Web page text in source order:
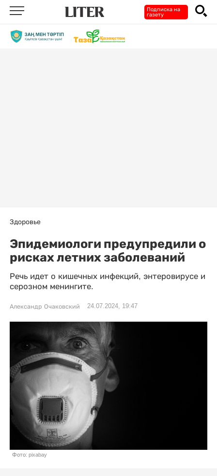
Подписка на
газету
Здоровье
Эпидемиологи предупредили о
рисках летних заболеваний
Речь идет о кишечных инфекций, энтеровирусе и
серозном менингите.
Александр Очаковский 24.07.2024, 19:47
Фото: pixabay